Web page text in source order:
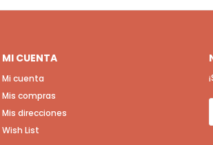
MI CUENTA
Mi cuenta
Mis compras
Mis direcciones
Wish List